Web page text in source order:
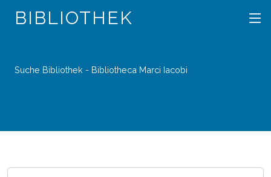
BIBLIOTHEK
Suche Bibliothek - Bibliotheca Marci Iacobi